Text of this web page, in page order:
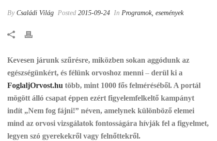
By Családi Világ Posted 2015-09-24 In Programok, események
Kevesen járunk szűrésre, miközben sokan aggódunk az
egészségünkért, és félünk orvoshoz menni – derül ki a
FoglaljOrvost.hu több, mint 1000 fős felméréséből. A portál
mögött álló csapat éppen ezért figyelemfelkeltő kampányt
indít „Nem fog fájni!” néven, amelynek különböző elemei
mind az orvosi vizsgálatok fontosságára hívják fel a figyelmet,
legyen szó gyerekekről vagy felnőttekről.